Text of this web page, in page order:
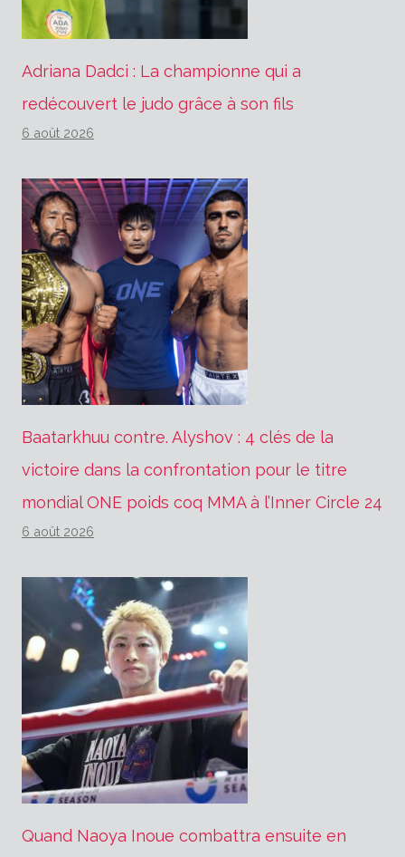
Adriana Dadci : La championne qui a
redécouvert le judo grâce à son fils
6 août 2026
Baatarkhuu contre. Alyshov : 4 clés de la
victoire dans la confrontation pour le titre
mondial ONE poids coq MMA à l’Inner Circle 24
6 août 2026
Quand Naoya Inoue combattra ensuite en